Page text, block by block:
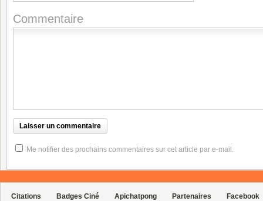
Commentaire
Me notifier des prochains commentaires sur cet article par e-mail.
Citations Badges Ciné Apichatpong Partenaires Facebook